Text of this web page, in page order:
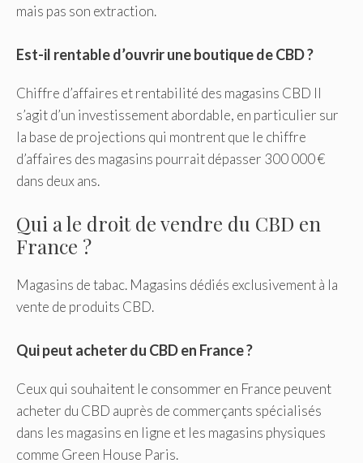
mais pas son extraction.
Est-il rentable d’ouvrir une boutique de CBD ?
Chiffre d’affaires et rentabilité des magasins CBD Il
s’agit d’un investissement abordable, en particulier sur
la base de projections qui montrent que le chiffre
d’affaires des magasins pourrait dépasser 300 000 €
dans deux ans.
Qui a le droit de vendre du CBD en
France ?
Magasins de tabac. Magasins dédiés exclusivement à la
vente de produits CBD.
Qui peut acheter du CBD en France ?
Ceux qui souhaitent le consommer en France peuvent
acheter du CBD auprès de commerçants spécialisés
dans les magasins en ligne et les magasins physiques
comme Green House Paris.